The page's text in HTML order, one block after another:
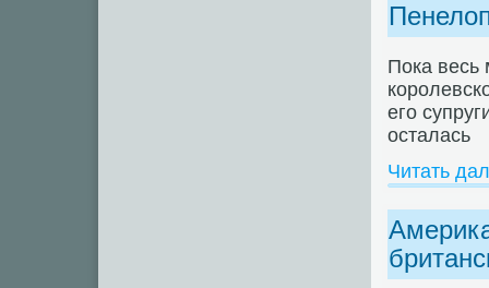
Пока весь
его
осталась
Читать